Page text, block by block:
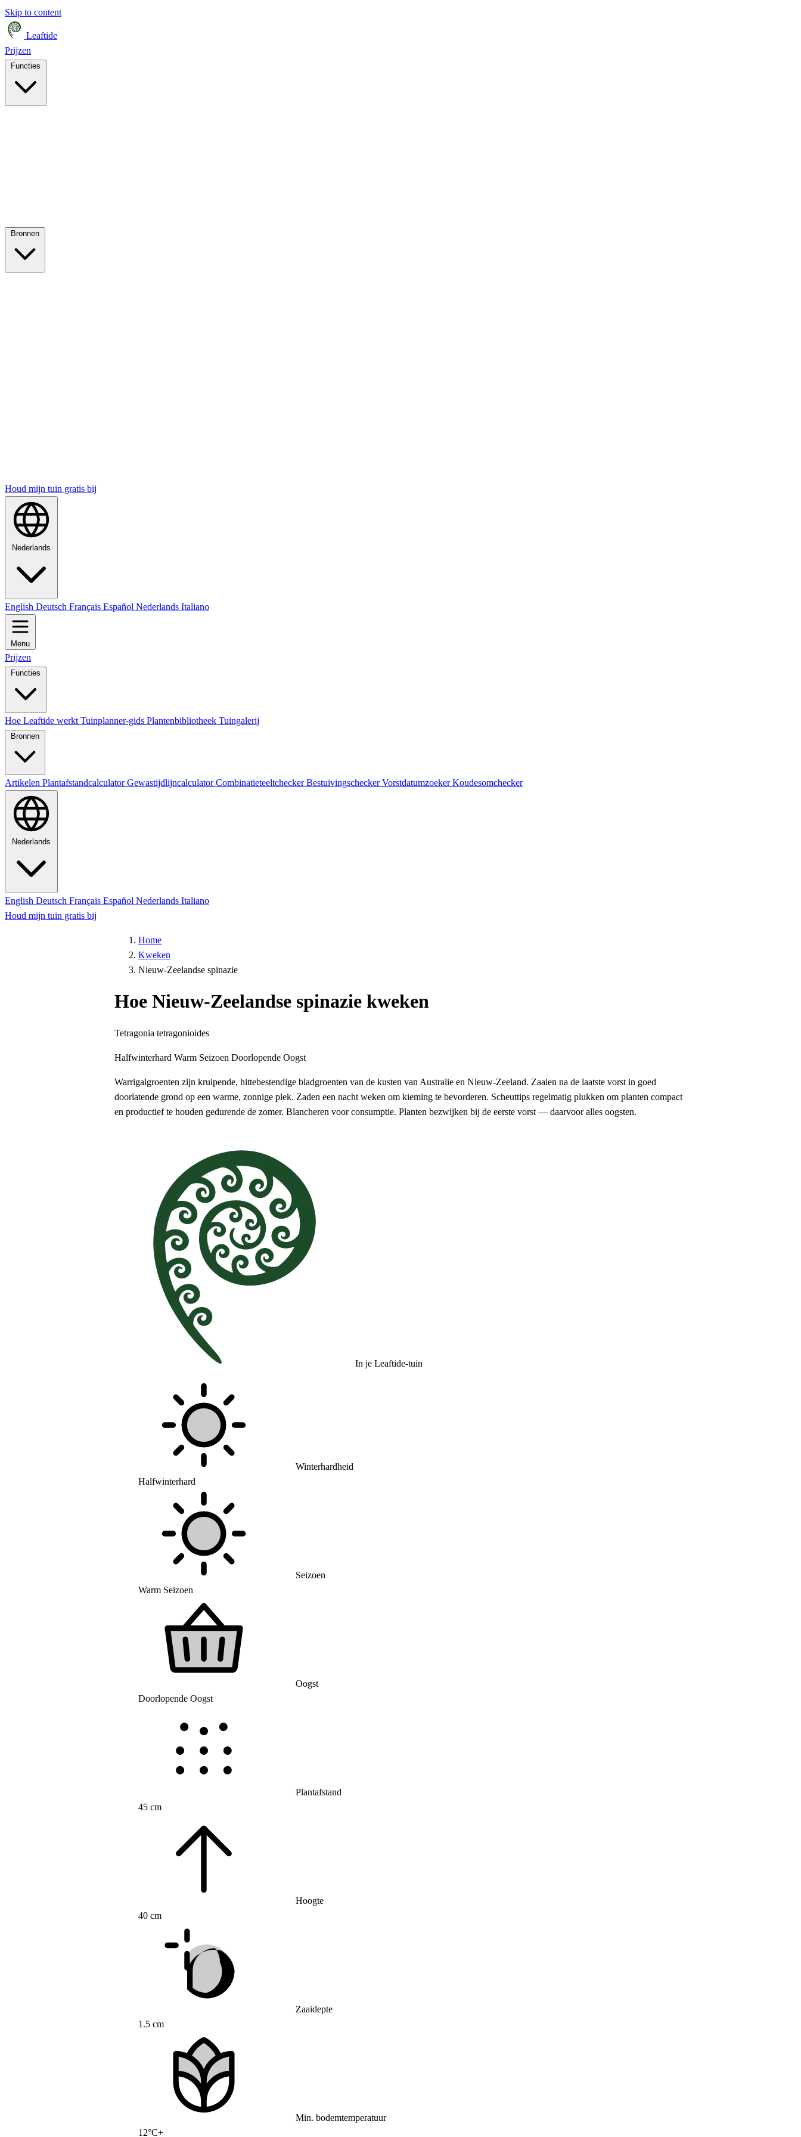
Skip to content
Leaftide
Prijzen
Houd mijn tuin gratis bij
Nederlands
English Deutsch Français Español Nederlands Italiano
Menu
Prijzen
Functies
Hoe Leaftide werkt Tuinplanner-gids Plantenbibliotheek Tuingalerij
Bronnen
Artikelen PlantafstandcalculatorGewastijdlijncalculatorCombinatieteeltcheckerBestuivingscheckerVorstdatumzoekerKoudesomchecker
Nederlands
English Deutsch Français Español Nederlands Italiano
Houd mijn tuin gratis bij
Home
Kweken
Nieuw-Zeelandse spinazie
Hoe Nieuw-Zeelandse spinazie kweken
Tetragonia tetragonioides
Halfwinterhard Warm Seizoen Doorlopende Oogst
Warrigalgroenten zijn kruipende, hittebestendige bladgroenten van de kusten van Australie en Nieuw-Zeeland. Zaaien na de laatste vorst in goed
doorlatende grond op een warme, zonnige plek. Zaden een nacht weken om kieming te bevorderen. Scheuttips regelmatig plukken om planten compact
en productief te houden gedurende de zomer. Blancheren voor consumptie. Planten bezwijken bij de eerste vorst — daarvoor alles oogsten.
In je Leaftide-tuin
Winterhardheid
Halfwinterhard
Seizoen
Warm Seizoen
Oogst
Doorlopende Oogst
Plantafstand
45 cm
Hoogte
40 cm
Zaaidepte
1.5 cm
Min. bodemtemperatuur
12°C+